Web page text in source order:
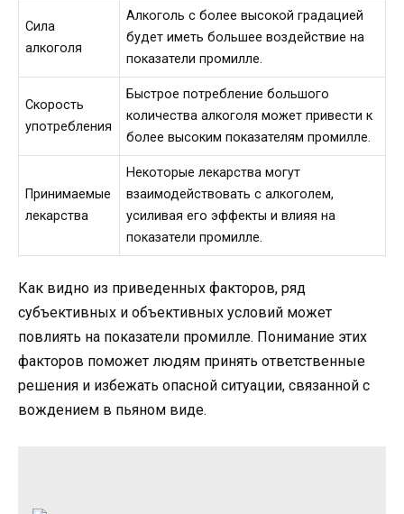
Сила
алкоголя
Алкоголь с более высокой градацией
будет иметь большее воздействие на
показатели промилле.
Скорость
употребления
Быстрое потребление большого
количества алкоголя может привести к
более высоким показателям промилле.
Принимаемые
лекарства
Некоторые лекарства могут
взаимодействовать с алкоголем,
усиливая его эффекты и влияя на
показатели промилле.
Как видно из приведенных факторов, ряд
субъективных и объективных условий может
повлиять на показатели промилле. Понимание этих
факторов поможет людям принять ответственные
решения и избежать опасной ситуации, связанной с
вождением в пьяном виде.